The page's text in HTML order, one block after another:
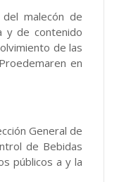
malecón de
y de contenido
de las
en
General de
de Bebidas
públicos a y la